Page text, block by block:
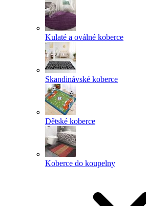
Kulaté a oválné koberce
Skandinávské koberce
Dětské koberce
Koberce do koupelny